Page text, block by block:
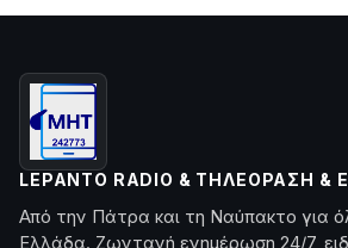
LEPANTO RADIO & ΤΗΛΕΌΡΑΣΗ &
Από την Πάτρα και τη Ναύπακτο για
Ελλάδα. Ζωντανή ενημέρωση 24/7,